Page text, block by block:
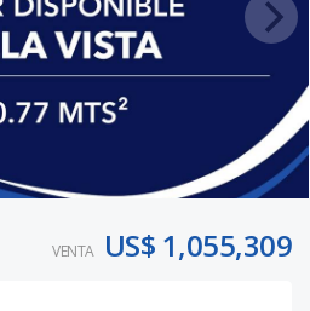
VENTA US$ 1,055,309